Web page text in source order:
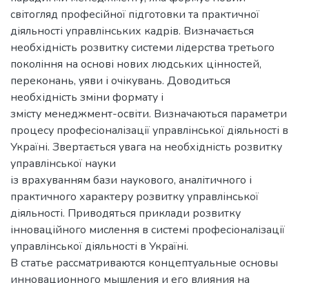
світогляд професійної підготовки та практичної
діяльності управлінських кадрів. Визначається
необхідність розвитку системи лідерства третього
покоління на основі нових людських цінностей,
переконань, уяви і очікувань. Доводиться
необхідність зміни формату і
змісту менеджмент-освіти. Визначаються параметри
процесу професіоналізації управлінської діяльності в
Україні. Звертається увага на необхідність розвитку
управлінської науки
із врахуванням бази наукового, аналітичного і
практичного характеру розвитку управлінської
діяльності. Приводяться приклади розвитку
інноваційного мислення в системі професіоналізації
управлінської діяльності в Україні.
В статье рассматриваются концептуальные основы
инновационного мышления и его влияния на